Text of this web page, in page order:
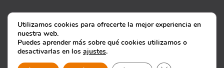
©2025 Atelsam
Aviso Legal
Política de cookies
Política de Privacidad
Utilizamos cookies para ofrecerte la mejor experiencia en
nuestra web.
Puedes aprender más sobre qué cookies utilizamos o
desactivarlas en los ajustes.